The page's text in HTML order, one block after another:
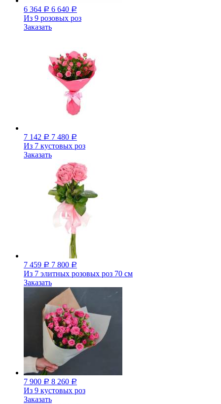
6 364 Р 6 640 Р
Из 9 розовых роз
Заказать
7 142 Р 7 480 Р
Из 7 кустовых роз
Заказать
7 459 Р 7 800 Р
Из 7 элитных розовых роз 70 см
Заказать
7 900 Р 8 260 Р
Из 9 кустовых роз
Заказать